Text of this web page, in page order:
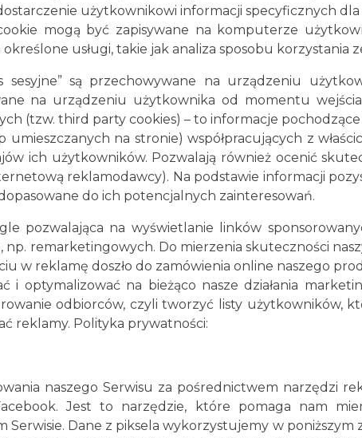
użytkownikowi informacji specyficznych
mogą być zapisywane na komputerze
usługi, takie jak analiza sposobu korzystania
sesyjne” są przechowywane na urządzeniu
na urządzeniu użytkownika od momentu
(tzw. third party cookies) – to informacje
na stronie) współpracujących z
ich użytkowników. Pozwalają również ocenić
reklamodawcy). Na podstawie informacji
do ich potencjalnych zainteresowań.
pozwalająca na wyświetlanie linków
remarketingowych. Do mierzenia skuteczności
w reklamę doszło do zamówienia online naszego
i optymalizować na bieżąco nasze działania
odbiorców, czyli tworzyć listy użytkowników,
reklamy. Polityka prywatności:
naszego Serwisu za pośrednictwem narzędzi
Jest to narzędzie, które pomaga nam
Dane z piksela wykorzystujemy w poniższym